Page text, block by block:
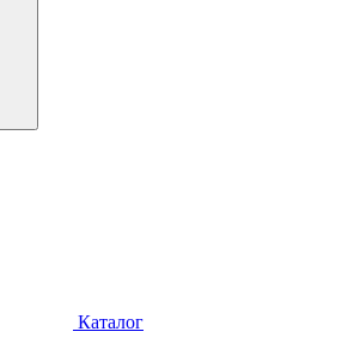
Каталог